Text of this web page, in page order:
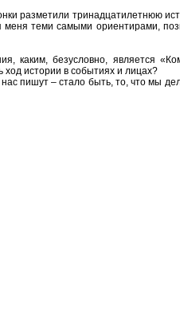
разметили тринадцатилетнюю
меня теми самыми ориентирами,
каким, безусловно, является
истории в событиях и лицах?
пишут – стало быть, то, что мы